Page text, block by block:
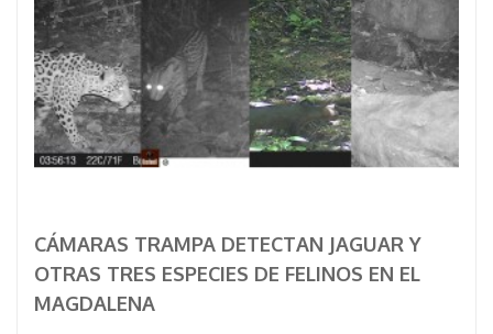
CÁMARAS TRAMPA DETECTAN JAGUAR Y
OTRAS TRES ESPECIES DE FELINOS EN EL
MAGDALENA